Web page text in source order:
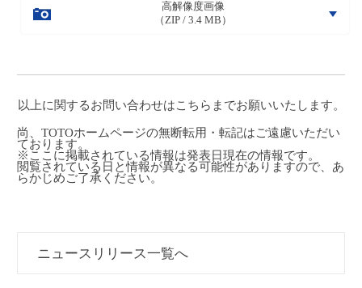
高解像度画像
（ZIP / 3.4 MB）
以上に関するお問い合わせはこちら までお願いいたします。
尚、TOTOホームページの無断転用・転記はご遠慮いただい
ております。
※ここに掲載されている情報は発表日現在の情報です。
閲覧されている日と情報が異なる可能性がありますので、あ
らかじめご了承ください。
ニュースリリース一覧へ